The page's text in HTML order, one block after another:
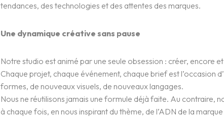
tendances, des technologies et des attentes des marques.
Une dynamique créative sans pause
Notre studio est animé par une seule obsession : créer, encore
Chaque projet, chaque événement, chaque brief est l’occasion
formes, de nouveaux visuels, de nouveaux langages.
Nous ne réutilisons jamais une formule déjà faite. Au contraire,
à chaque fois, en nous inspirant du thème, de l’ADN de la marque